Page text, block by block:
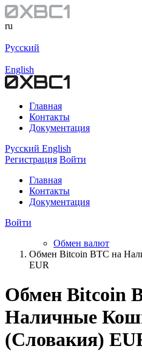
ru
Русский
English
Главная
Контакты
Документация
Русский English
Регистрация Войти
Главная
Контакты
Документация
Войти
Обмен валют
Обмен Bitcoin BTC на
EUR
Обмен Bitcoin
Наличные
(Словакия)